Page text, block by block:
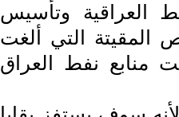
العراقية وتأسيس
المقيتة التي ألغت
قانون رقم 80 وسلمت منابع نفط العراق